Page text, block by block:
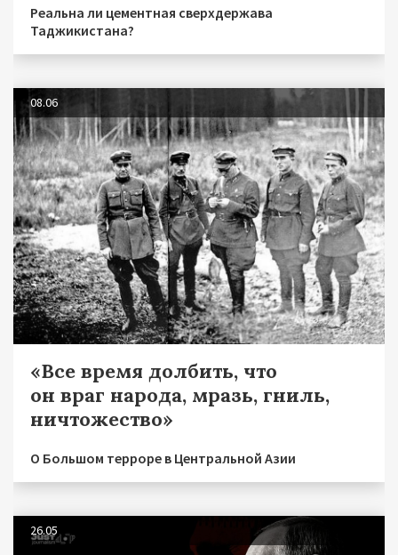
Реальна ли цементная сверхдержава
Таджикистана?
08.06
«Все время долбить, что
он враг народа, мразь, гниль,
ничтожество»
О Большом терроре в Центральной Азии
26.05